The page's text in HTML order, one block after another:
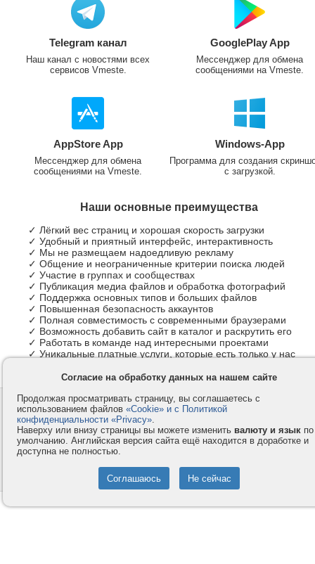
Telegram канал
Наш канал с новостями всех
сервисов Vmeste.
GooglePlay App
Мессенджер для обмена
сообщениями на Vmeste.
AppStore App
Мессенджер для обмена
сообщениями на Vmeste.
Windows-App
Программа для создания
с загрузкой.
Наши основные преимущества
✓ Лёгкий вес страниц и хорошая скорость загрузки
✓ Удобный и приятный интерфейс, интерактивность
✓ Мы не размещаем надоедливую рекламу
✓ Общение и неограниченные критерии поиска людей
✓ Участие в группах и сообществах
✓ Публикация медиа файлов и обработка фотографий
✓ Поддержка основных типов и больших файлов
✓ Повышенная безопасность аккаунтов
✓ Полная совместимость с современными браузерами
✓ Возможность добавить сайт в каталог и раскрутить его
✓ Работать в команде над интересными проектами
✓ Уникальные платные услуги, которые есть только у нас
Контакты
Компания
Privacy и Cookie
Услуги
Как оплатить
Помощь
© 2008-2026
- Все права защищены.
Согласие на обработку данных на нашем сайте
Продолжая просматривать страницу, вы соглашаетесь с
использованием файлов «Cookie» и с Политикой
конфиденциальности «Privacy».
Наверху или внизу страницы вы можете изменить валюту и язык по
умолчанию. Английская версия сайта ещё находится в доработке и
доступна не полностью.